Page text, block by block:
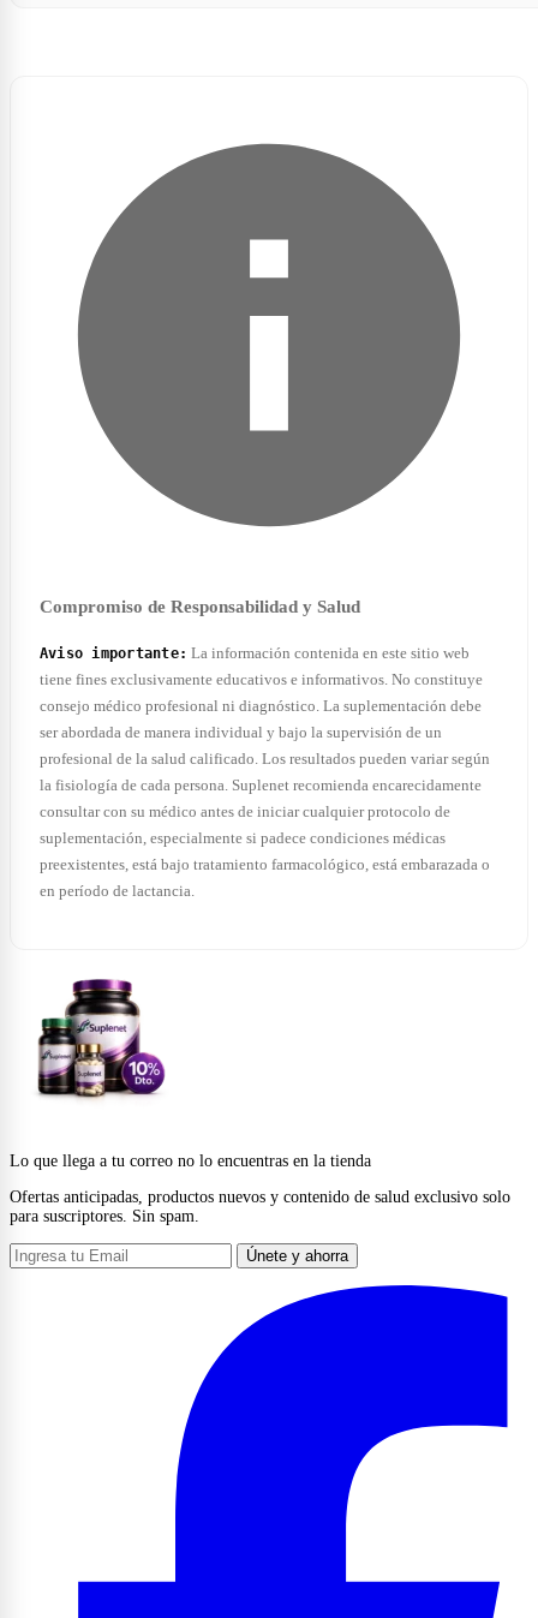
Compromiso de Responsabilidad y Salud
Aviso importante: La información contenida en este sitio web
tiene fines exclusivamente educativos e informativos. No constituye
consejo médico profesional ni diagnóstico. La suplementación debe
ser abordada de manera individual y bajo la supervisión de un
profesional de la salud calificado. Los resultados pueden variar según
la fisiología de cada persona. Suplenet recomienda encarecidamente
consultar con su médico antes de iniciar cualquier protocolo de
suplementación, especialmente si padece condiciones médicas
preexistentes, está bajo tratamiento farmacológico, está embarazada o
en período de lactancia.
Lo que llega a tu correo no lo encuentras en la tienda
Ofertas anticipadas, productos nuevos y contenido de salud exclusivo solo
para suscriptores. Sin spam.
Únete y ahorra